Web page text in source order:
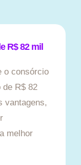
R$ 82 mil
o consórcio
R$ 82
vantagens,
melhor